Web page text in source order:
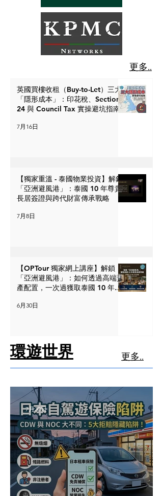
更多..
英國買樓收租（Buy-to-Let）三大
「隱形成本」：印花稅、Section
24 與 Council Tax 實操避坑指南
7月16日
【獨家重溫 - 泰國物業投資】解鎖
「亞洲避風港」：泰國 10 年尊貴
長居簽證與跨代財富傳承戰略
7月8日
【OPTour 獨家網上講座】解鎖
「亞洲避風港」：如何透過高端資
產配置，一次過獲取泰國 10 年尊
6月30日
環遊世界 更多..
7月30日